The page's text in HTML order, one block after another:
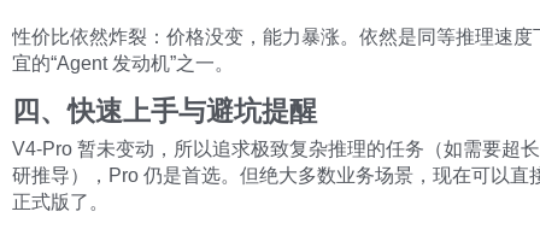
性价比依然炸裂：价格没变，能力暴涨。依然是同等推理速度
宜的“Agent 发动机”之一。
四、快速上手与避坑提醒
V4-Pro 暂未变动，所以追求极致复杂推理的任务（如需要超
研推导），Pro 仍是首选。但绝大多数业务场景，现在可以直
正式版了。